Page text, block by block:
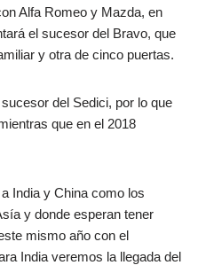
Alfa Romeo y Mazda, en
el sucesor del Bravo, que
y otra de cinco puertas.
del Sedici, por lo que
que en el 2018
India y China como los
y donde esperan tener
mismo año con el
India veremos la llegada del